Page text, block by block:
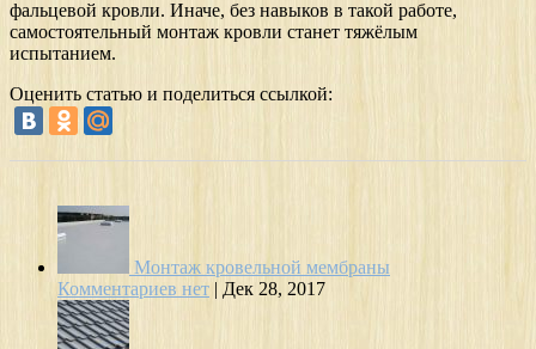
фальцевой кровли. Иначе, без навыков в такой работе,
самостоятельный монтаж кровли станет тяжёлым
испытанием.
Оценить статью и поделиться ссылкой:
Монтаж кровельной мембраны
Комментариев нет | Дек 28, 2017